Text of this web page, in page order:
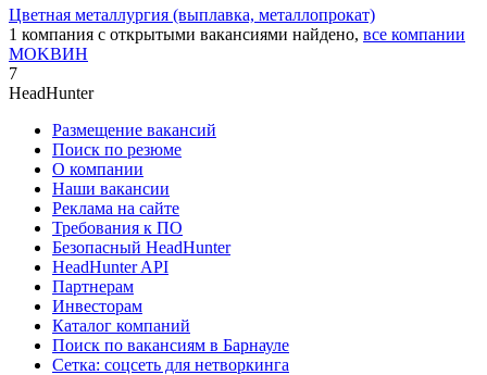
Цветная металлургия (выплавка, металлопрокат)
1 компания с открытыми вакансиями найдено, все компании
MOKBИH
7
HeadHunter
Размещение вакансий
Поиск по резюме
О компании
Наши вакансии
Реклама на сайте
Требования к ПО
Безопасный HeadHunter
HeadHunter API
Партнерам
Инвесторам
Каталог компаний
Поиск по вакансиям в Барнауле
Сетка: соцсеть для нетворкинга